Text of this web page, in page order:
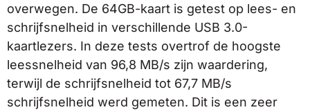
overwegen. De 64GB-kaart is getest op lees- en
schrijfsnelheid in verschillende USB 3.0-
kaartlezers. In deze tests overtrof de hoogste
leessnelheid van 96,8 MB/s zijn waardering,
terwijl de schrijfsnelheid tot 67,7 MB/s
schrijfsnelheid werd gemeten. Dit is een zeer